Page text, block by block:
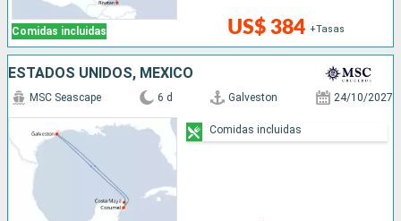
Comidas incluidas US$ 384 +Tasas
ESTADOS UNIDOS, MÉXICO
MSC Seascape 6 d Galveston 24/10/2027
Comidas incluidas